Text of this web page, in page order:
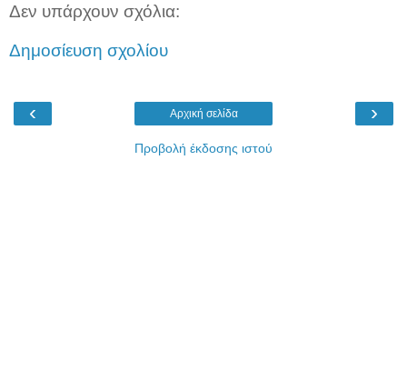
Δεν υπάρχουν σχόλια:
Δημοσίευση σχολίου
‹ ›
Αρχική σελίδα
Προβολή έκδοσης ιστού